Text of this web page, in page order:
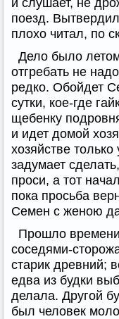
и слушает, не
поезд.
плохо читал, по
Дело было
отгребать не
редко. Обойдет
сутки, кое-где
щебенку
и идет домой
хозяйстве
задумает
проси, а тот
пока просьба
Семен с женою
Прошло
соседями-
старик древний;
едва из будки
делала. Другой
был человек